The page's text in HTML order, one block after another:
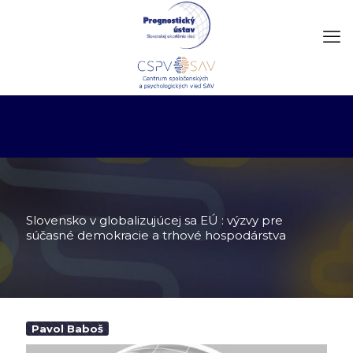
Slovensko v globalizujúcej sa EÚ : výzvy pre
súčasné demokracie a trhové hospodárstva
Pavol Baboš